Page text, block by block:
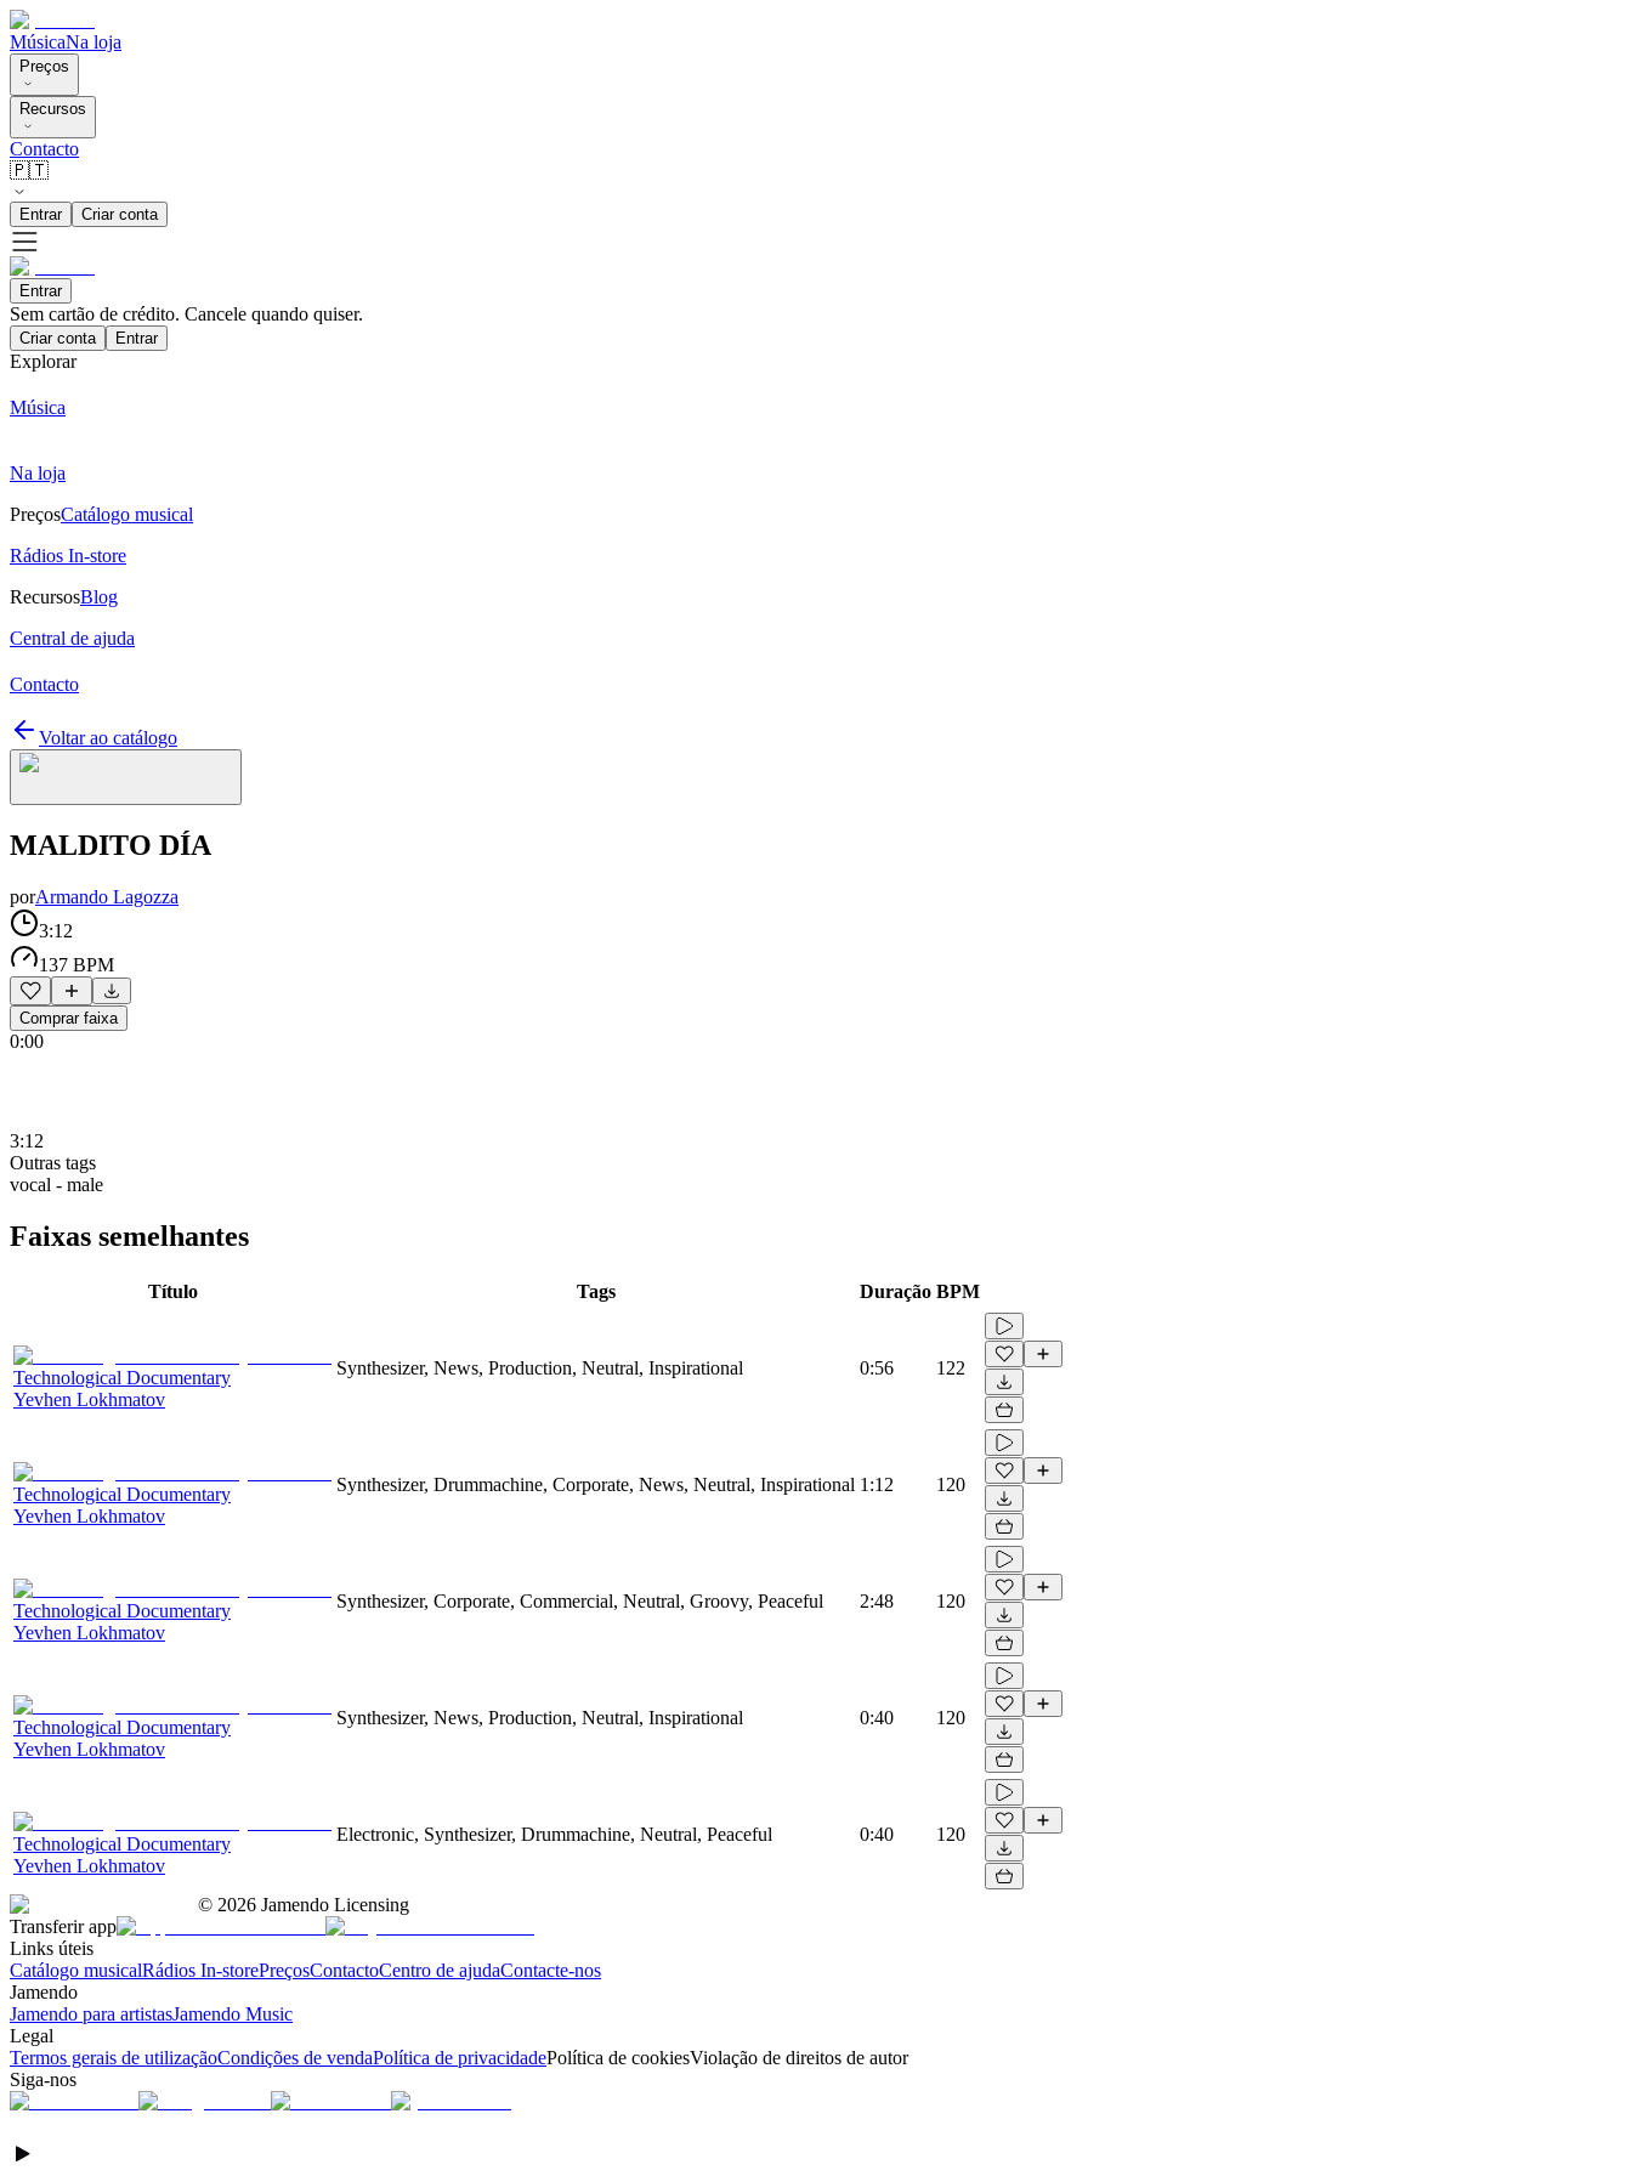
MúsicaNa loja
Preços
Recursos
Contacto
🇵🇹
Entrar Criar conta
Entrar
Sem cartão de crédito. Cancele quando quiser.
Criar conta Entrar
Explorar
Música
Na loja
PreçosCatálogo musical
Rádios In-store
RecursosBlog
Central de ajuda
Contacto
Voltar ao catálogo
MALDITO DÍA
porArmando Lagozza
3:12
137 BPM
Comprar faixa
0:00
3:12
Outras tags
vocal - male
Faixas semelhantes
Título Tags Duração BPM
Technological Documentary
Yevhen Lokhmatov
Synthesizer, News, Production, Neutral, Inspirational 0:56 122
Technological Documentary
Yevhen Lokhmatov
Synthesizer, Drummachine, Corporate, News, Neutral, Inspirational 1:12 120
Technological Documentary
Yevhen Lokhmatov
Synthesizer, Corporate, Commercial, Neutral, Groovy, Peaceful 2:48 120
Technological Documentary
Yevhen Lokhmatov
Synthesizer, News, Production, Neutral, Inspirational 0:40 120
Technological Documentary
Yevhen Lokhmatov
Electronic, Synthesizer, Drummachine, Neutral, Peaceful 0:40 120
© 2026 Jamendo Licensing
Transferir app
Links úteis
Catálogo musicalRádios In-storePreçosContactoCentro de ajudaContacte-nos
Jamendo
Jamendo para artistasJamendo Music
Legal
Termos gerais de utilizaçãoCondições de vendaPolítica de privacidadePolítica de cookiesViolação de direitos de autor
Siga-nos